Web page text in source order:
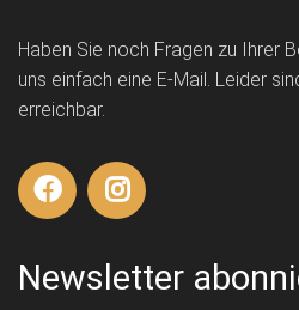
Haben Sie noch Fragen zu Ihrer
uns einfach eine E-Mail. Leider
erreichbar.
Newsletter